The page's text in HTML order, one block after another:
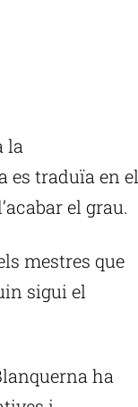
la
es traduïa en el
el grau.
mestres que
sigui el
ha